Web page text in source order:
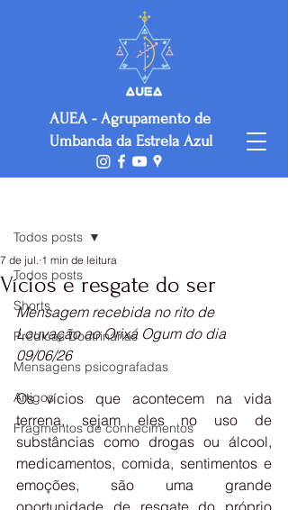
AUEA - Agrupamento de
Umbanda da Estrela Azul
Todos posts
Shorts
Prédicas Doutrinárias
Mensagens psicografadas
Artigos
Fragmentos de conhecimentos
Todos posts
Vícios e resgate do ser
7 de jul. 1 min de leitura
Mensagem recebida no rito de
Louvação ao Orixá Ogum do dia
09/06/26
Os vícios que acontecem na vida
terrena, sejam eles no uso de
substâncias como drogas ou álcool,
medicamentos, comida, sentimentos e
emoções, são uma grande
oportunidade de resgate do próprio